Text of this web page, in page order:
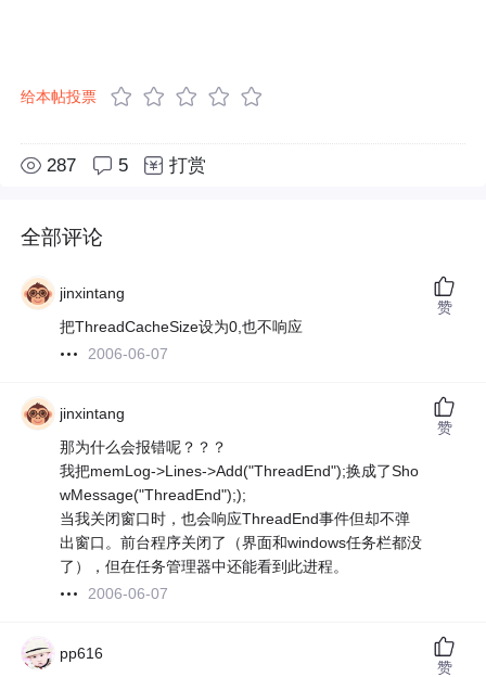
给本帖投票
287 5 打赏
全部评论
jinxintang
把ThreadCacheSize设为0,也不响应
2006-06-07
赞
jinxintang
那为什么会报错呢？？？
我把memLog->Lines->Add("ThreadEnd");换成了Sho
wMessage("ThreadEnd"););
当我关闭窗口时，也会响应ThreadEnd事件但却不弹
出窗口。前台程序关闭了（界面和windows任务栏都没
了），但在任务管理器中还能看到此进程。
2006-06-07
赞
pp616
赞